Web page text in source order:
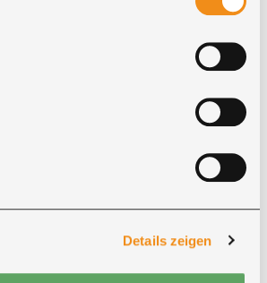
Details zeigen
bei Ricon stehen mehrere